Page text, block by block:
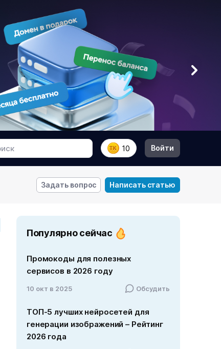
10 Войти
Задать вопрос Написать статью
Популярно сейчас
Промокоды для полезных
сервисов в 2026 году
10 окт в 2025 Обсудить
ТОП-5 лучших нейросетей для
генерации изображений – Рейтинг
2026 года